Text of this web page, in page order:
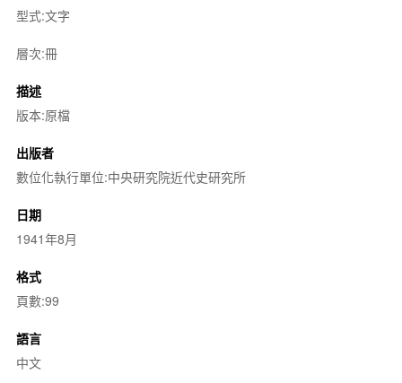
型式:文字
層次:冊
描述
版本:原檔
出版者
數位化執行單位:中央研究院近代史研究所
日期
1941年8月
格式
頁數:99
語言
中文